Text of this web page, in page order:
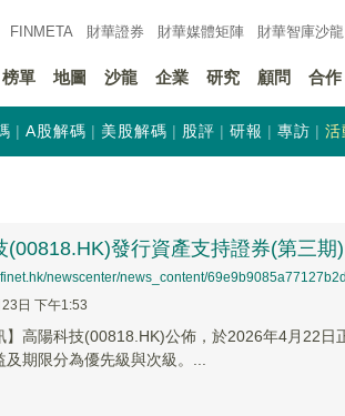
FINMETA 財華證券 財華媒體矩陣 財華智庫沙龍
榜單 地圖 沙龍 企業 研究 顧問 合作
A股解碼 美股解碼 股評 研報 專訪 活
(00818.HK)發行資產支持證券(第三期
newscenter/news_content/
日 下午1:53
】高陽科技(00818.HK)公佈，於2026年4月22
及期限分為優先級與次級。...